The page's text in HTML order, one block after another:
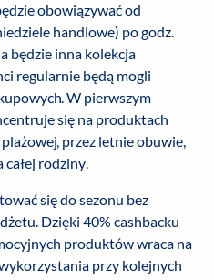
obowiązywać od
handlowe) po godz.
będzie inna kolekcja
regularnie będą mogli
W pierwszym
się na produktach
przez letnie obuwie,
całej rodziny.
się do sezonu bez
Dzięki 40% cashbacku
produktów wraca na
przy kolejnych